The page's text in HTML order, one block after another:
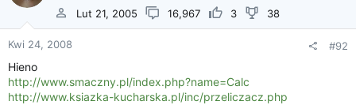
Lut 21, 2005
16,967 3 38
Kwi 24, 2008 #92
Hieno
http://www.smaczny.pl/index.php?name=Calc
http://www.ksiazka-kucharska.pl/inc/przeliczacz.php